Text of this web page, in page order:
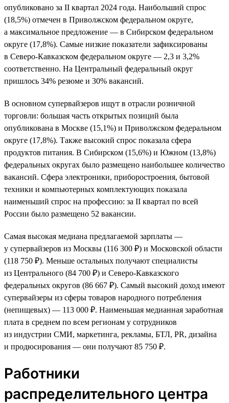
опубликовано за II квартал 2024 года. Наибольший спрос
(18,5%) отмечен в Приволжском федеральном округе,
а максимальное предложение — в Сибирском федеральном
округе (17,8%). Самые низкие показатели зафиксированы
в Северо-Кавказском федеральном округе — 2,3 и 3,2%
соответственно. На Центральный федеральный округ
пришлось 34% резюме и 30% вакансий.
В основном супервайзеров ищут в отрасли розничной
торговли: большая часть открытых позиций была
опубликована в Москве (15,1%) и Приволжском федеральном
округе (17,8%). Также высокий спрос показала сфера
продуктов питания. В Сибирском (15,6%) и Южном (13,8%)
федеральных округах было размещено наибольшее количество
вакансий. Сфера электроники, приборостроения, бытовой
техники и компьютерных комплектующих показала
наименьший спрос на профессию: за II квартал по всей
России было размещено 52 вакансии.
Самая высокая медиана предлагаемой зарплаты —
у супервайзеров из Москвы (116 300 ₽) и Московской области
(118 750 ₽). Меньше остальных получают специалисты
из Центрального (84 700 ₽) и Северо-Кавказского
федеральных округов (86 667 ₽). Самый высокий доход имеют
супервайзеры из сферы товаров народного потребления
(непищевых) — 113 000 ₽. Наименьшая медианная заработная
плата в среднем по всем регионам у сотрудников
из индустрии СМИ, маркетинга, рекламы, БТЛ, PR, дизайна
и продюсирования — они получают 85 750 ₽.
Работники
распределительного центра